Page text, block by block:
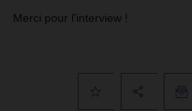
Merci pour l'interview !